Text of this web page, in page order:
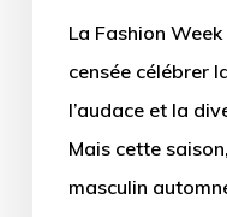
La Fashion
censée célébrer
l’audace et la
Mais cette
masculin